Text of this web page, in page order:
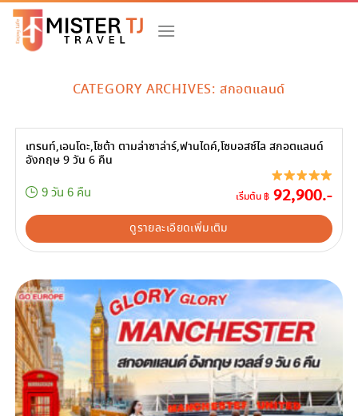
Skip
content
CATEGORY ARCHIVES: สกอตแลนด์
เทรนท์,เอนโดะ,โชต้า ตามล่าซาล่าร์,ฟานไดค์,โซบอสซ์ไล สกอตแลนด์
อังกฤษ 9 วัน 6 คืน
9 วัน 6 คืน เริ่มต้น ฿ 92,900.-
ดูรายละเอียดเพิ่มเติม